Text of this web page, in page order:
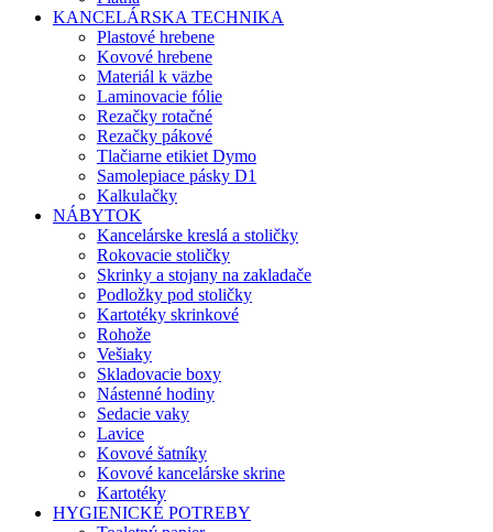
KANCELÁRSKA TECHNIKA
Plastové hrebene
Kovové hrebene
Materiál k väzbe
Laminovacie fólie
Rezačky rotačné
Rezačky pákové
Tlačiarne etikiet Dymo
Samolepiace pásky D1
Kalkulačky
NÁBYTOK
Kancelárske kreslá a stoličky
Rokovacie stoličky
Skrinky a stojany na zakladače
Podložky pod stoličky
Kartotéky skrinkové
Rohože
Vešiaky
Skladovacie boxy
Nástenné hodiny
Sedacie vaky
Lavice
Kovové šatníky
Kovové kancelárske skrine
Kartotéky
HYGIENICKÉ POTREBY